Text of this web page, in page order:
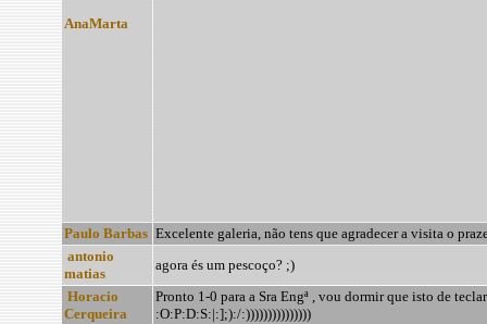
AnaMarta
Paulo Barbas Excelente galeria, não tens que agradecer a visita o
antonio
matias
agora és um pescoço? ;)
Horacio
Cerqueira
Pronto 1-0 para a Sra Engª , vou dormir que isto de
:O:P:D:S:|:];):/:)))))))))))))))